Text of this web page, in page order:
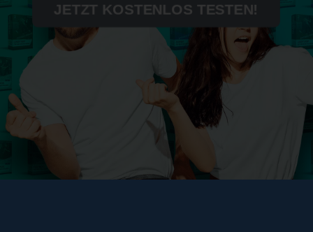
JETZT KOSTENLOS TESTEN!